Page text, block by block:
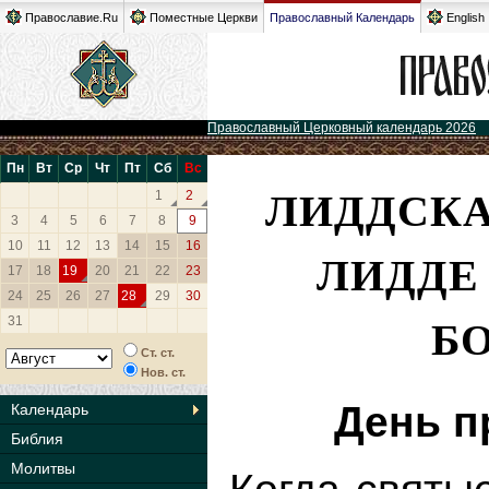
Православие.Ru Поместные Церкви Православный Календарь English
Православный Церковный календарь 2026
Пн Вт Ср Чт Пт Сб
Вс
1
2
3
4 5 6 7 8
9
10
11 12 13 14 15
16
17
18 19 20 21 22
23
24
25 26 27 28 29
30
31
Ст. ст.
Нов. ст.
Календарь
Библия
Молитвы
День